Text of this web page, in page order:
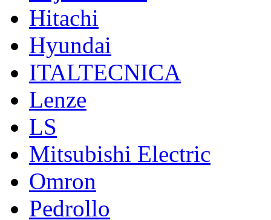
Hitachi
Hyundai
ITALTECNICA
Lenze
LS
Mitsubishi Electric
Omron
Pedrollo